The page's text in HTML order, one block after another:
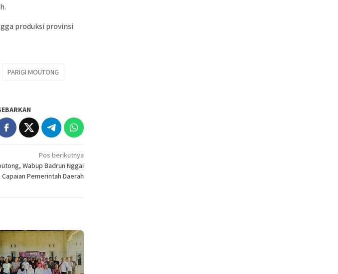
produksi provinsi
PARIGI MOUTONG
Pos berikutnya
Wabup Badrun Nggai
Pemerintah Daerah